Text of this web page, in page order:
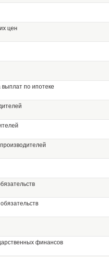
цен
выплат по ипотеке
финансов